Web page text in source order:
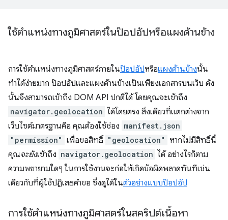
ใช้ตำแหน่งทางภูมิศาสตร์ในป๊อปอัปหรือแผงด้านข้าง
การใช้ตำแหน่งทางภูมิศาสตร์ภายในป๊อปอัปหรือแผงด้านข้างนั้น
ทำได้ง่ายมาก ป๊อปอัปและแผงด้านข้างเป็นเพียงเอกสารบนเว็บ ดัง
นั้นจึงสามารถเข้าถึง DOM API ปกติได้ โดยคุณจะเข้าถึง
navigator.geolocation ได้โดยตรง สิ่งเดียวที่แตกต่างจาก
เว็บไซต์มาตรฐานคือ คุณต้องใช้ช่อง manifest.json
"permission" เพื่อขอสิทธิ์ "geolocation" หากไม่มีสิทธิ์นี้
คุณจะยังเข้าถึง navigator.geolocation ได้ อย่างไรก็ตาม
ความพยายามใดๆ ในการใช้งานจะก่อให้เกิดข้อผิดพลาดทันทีเช่น
เดียวกับที่ผู้ใช้ปฏิเสธคำขอ ซึ่งดูได้ในตัวอย่างแบบป๊อปอัป
การใช้ตำแหน่งทางภูมิศาสตร์ในสคริปต์เนื้อหา